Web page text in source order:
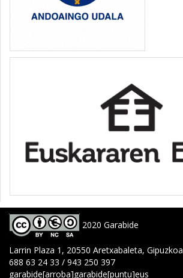
2020 Garabide
Larrin Plaza 1, 20550 Aretxabaleta, Gipuzkoa
688 63 24 33 / 943 250 397
garabide[arroba]garabide[puntu]eus